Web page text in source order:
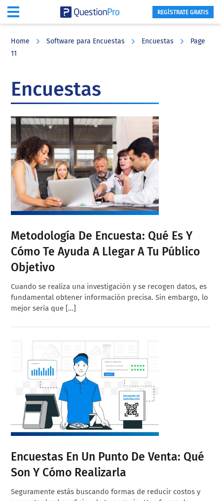
main
primary
footer
REGÍSTRATE GRATIS
Home Software para Encuestas Encuestas
Page
11
Encuestas
Metodología De Encuesta: Qué Es Y
Cómo Te Ayuda A Llegar A Tu Público
Objetivo
Cuando se realiza una investigación y se recogen datos, es
fundamental obtener información precisa. Sin embargo, lo
mejor sería que […]
Encuestas En Un Punto De Venta: Qué
Son Y Cómo Realizarla
Seguramente estás buscando formas de reducir costos y